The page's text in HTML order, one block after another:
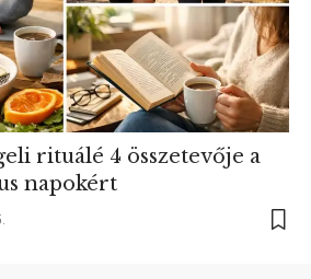
rituálé 4 összetevője a
napokért